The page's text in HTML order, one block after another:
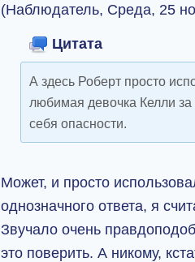
(Наблюдатель, Среда, 25
Цитата
А здесь Роберт просто
любимая девочка Келли
себя опасности.
Может, и просто
однозначного ответа, я
Звучало очень
это поверить. А никому,